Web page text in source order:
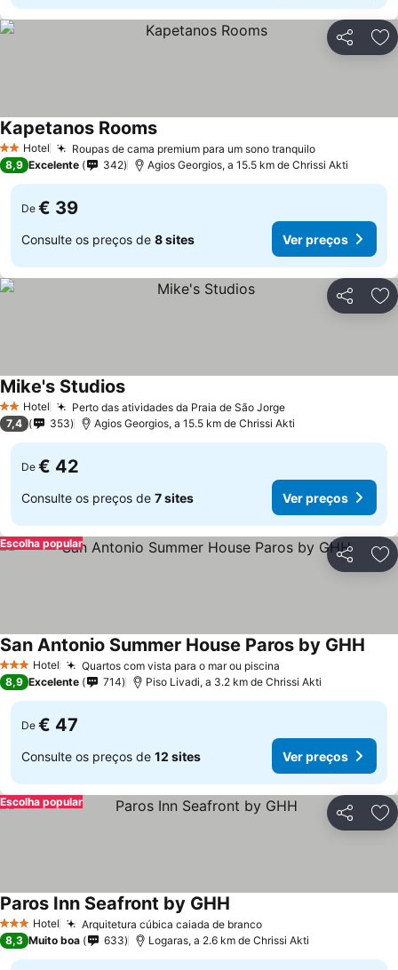
Partilhar
2 Estrelas
Hotel Roupas de cama premium para um sono tranquilo
Kapetanos Rooms
8,9 Excelente 342 Agios Georgios, a 15.5 km de Chrissi Akti
De € 39
Consulte os preços de 8 sites Ver preços
Partilhar
2 Estrelas
Hotel Perto das atividades da Praia de São Jorge
Mike's Studios
7,4 353 Agios Georgios, a 15.5 km de Chrissi Akti
De € 42
Consulte os preços de 7 sites Ver preços
Partilhar
Escolha popular
3 EstrelasHotel Quartos com vista para o mar ou piscina
San Antonio Summer House Paros by GHH
8,9 Excelente 714 Piso Livadi, a 3.2 km de Chrissi Akti
De € 47
Consulte os preços de 12 sites Ver preços
Partilhar
Escolha popular
3 EstrelasHotel Arquitetura cúbica caiada de branco
Paros Inn Seafront by GHH
8,3 Muito boa 633 Logaras, a 2.6 km de Chrissi Akti